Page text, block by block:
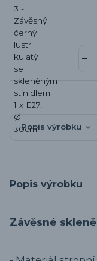
Popis výrobku
Popis výrobku
Závěsné